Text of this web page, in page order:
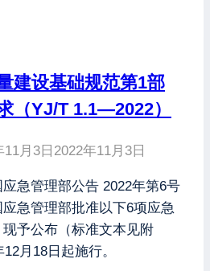
建设基础规范第1部
（YJ/T 1.1—2022）
11月3日 2022年11月3日
急管理部公告 2022年第6号
急管理部批准以下6项应急
予公布（标准文本见附
月18日起施行。